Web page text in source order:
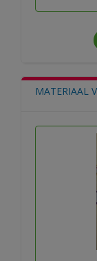
MATERIAAL